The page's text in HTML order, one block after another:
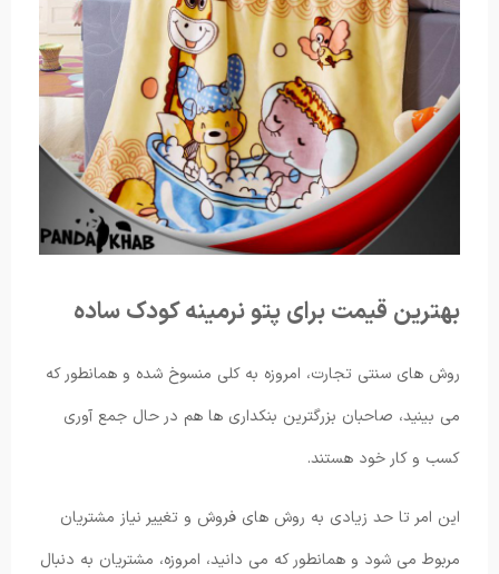
بهترین قیمت برای پتو نرمینه کودک ساده
روش های سنتی تجارت، امروزه به کلی منسوخ شده و همانطور که
می بینید، صاحبان بزرگترین بنکداری ها هم در حال جمع آوری
کسب و کار خود هستند.
این امر تا حد زیادی به روش های فروش و تغییر نیاز مشتریان
مربوط می شود و همانطور که می دانید، امروزه، مشتریان به دنبال